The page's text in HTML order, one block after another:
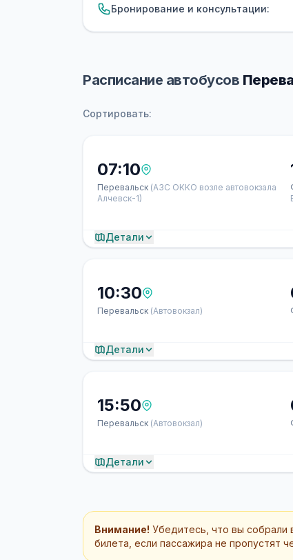
Бронирование и консультации:
Расписание автобусов
Сортировать:
07:10
Перевальск (АЗС ОККО возле автовокзала
Алчевск-1)
Детали
10:30
Перевальск (Автовокзал)
Детали
15:50
Перевальск (Автовокзал)
Детали
Внимание! Убедитесь, что вы собрали
билета, если пассажира не пропустят